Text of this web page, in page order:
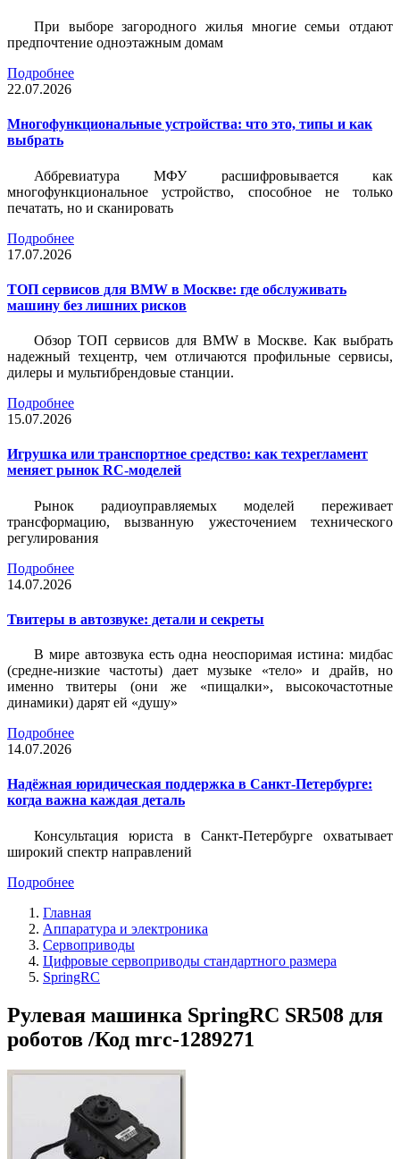
При выборе загородного жилья многие семьи отдают
предпочтение одноэтажным домам
Подробнее
22.07.2026
Многофункциональные устройства: что это, типы и как
выбрать
Аббревиатура МФУ расшифровывается как
многофункциональное устройство, способное не только
печатать, но и сканировать
Подробнее
17.07.2026
ТОП сервисов для BMW в Москве: где обслуживать
машину без лишних рисков
Обзор ТОП сервисов для BMW в Москве. Как выбрать
надежный техцентр, чем отличаются профильные сервисы,
дилеры и мультибрендовые станции.
Подробнее
15.07.2026
Игрушка или транспортное средство: как техрегламент
меняет рынок RC-моделей
Рынок радиоуправляемых моделей переживает
трансформацию, вызванную ужесточением технического
регулирования
Подробнее
14.07.2026
Твитеры в автозвуке: детали и секреты
В мире автозвука есть одна неоспоримая истина: мидбас
(средне-низкие частоты) дает музыке «тело» и драйв, но
именно твитеры (они же «пищалки», высокочастотные
динамики) дарят ей «душу»
Подробнее
14.07.2026
Надёжная юридическая поддержка в Санкт-Петербурге:
когда важна каждая деталь
Консультация юриста в Санкт-Петербурге охватывает
широкий спектр направлений
Подробнее
Главная
Аппаратура и электроника
Сервоприводы
Цифровые сервоприводы стандартного размера
SpringRC
Рулевая машинка SpringRC SR508 для
роботов /Код mrc-1289271